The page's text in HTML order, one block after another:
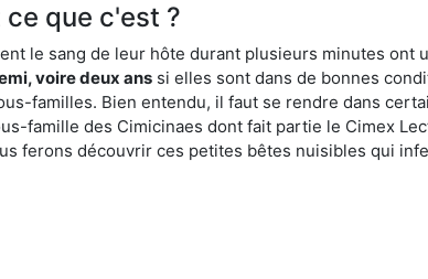
que c'est ?
le sang de leur hôte durant plusieurs minutes ont
voire deux ans si elles sont dans de bonnes
familles. Bien entendu, il faut se rendre dans
famille des Cimicinaes dont fait partie le Cimex
ferons découvrir ces petites bêtes nuisibles qui